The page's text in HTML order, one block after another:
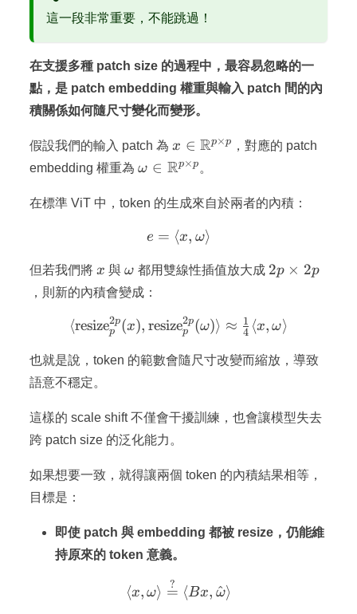
這一段非常重要，不能跳過！
在支援多種 patch size 的過程中，最容易忽略的一
點，是 patch embedding 權重與輸入 patch 間的內
積關係如何隨尺寸變化而變形。
假設我們的輸入 patch 為x \in
\mathbb{R}^{p
x ∈ Rp×p
，對應的 patch
embedding 權重為\omega \in
\times p}
ω ∈ Rp×p。
在標準 ViT 中，token 的生成來自於兩者的內積：
e = \langle x, \omega
e = ⟨x, ω⟩
但若我們將x
x 與\omega
ω 都用雙線性插值放大成 2p
2p × 2p
，則新的內積會變成：
\langle
⟨resizep
2p(x), resizep
2p(ω)⟩ ≈ 4
1 ⟨x, ω⟩
也就是說，token 的範數會隨尺寸改變而縮放，導致
語意不穩定。
這樣的 scale shift 不僅會干擾訓練，也會讓模型失去
跨 patch size 的泛化能力。
如果想要一致，就得讓兩個 token 的內積結果相等，
目標是：
即使 patch 與 embedding 都被 resize，仍能維
持原來的 token 意義。
\langle x, \omega
⟨x, ω⟩ =
? ⟨Bx, ω
^⟩